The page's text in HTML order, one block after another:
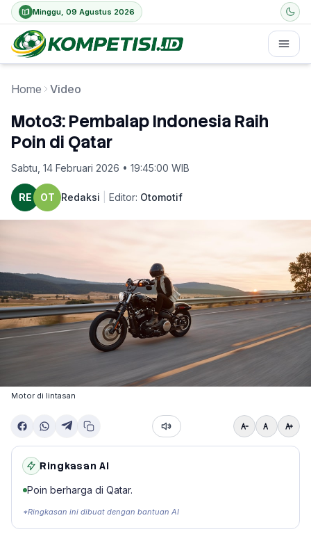
Minggu, 09 Agustus 2026
Home Video
Moto3: Pembalap Indonesia Raih
Poin di Qatar
Sabtu, 14 Februari 2026 • 19:45:00 WIB
RE OT Redaksi Editor: Otomotif
Motor di lintasan
Ringkasan AI
Poin berharga di Qatar.
*Ringkasan ini dibuat dengan bantuan AI